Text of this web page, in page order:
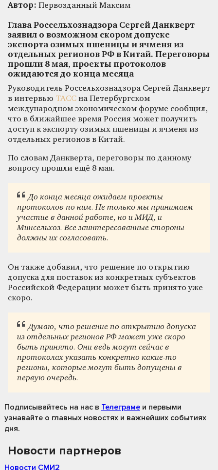
Автор: Первозданный Максим
Глава Россельхознадзора Сергей Данкверт
заявил о возможном скором допуске
экспорта озимых пшеницы и ячменя из
отдельных регионов РФ в Китай. Переговоры
прошли 8 мая, проекты протоколов
ожидаются до конца месяца
Руководитель Россельхознадзора Сергей Данкверт
в интервью ТАСС на Петербургском
международном экономическом форуме сообщил,
что в ближайшее время Россия может получить
доступ к экспорту озимых пшеницы и ячменя из
отдельных регионов в Китай.
По словам Данкверта, переговоры по данному
вопросу прошли ещё 8 мая.
До конца месяца ожидаем проекты
протоколов по ним. Не только мы принимаем
участие в данной работе, но и МИД, и
Минсельхоз. Все заинтересованные стороны
должны их согласовать.
Он также добавил, что решение по открытию
допуска для поставок из конкретных субъектов
Российской Федерации может быть принято уже
скоро.
Думаю, что решение по открытию допуска
из отдельных регионов РФ может уже скоро
быть принято. Они ведь могут сейчас в
протоколах указать конкретно какие-то
регионы, которые могут быть допущены в
первую очередь.
Подписывайтесь на нас в Телеграме и первыми
узнавайте о главных новостях и важнейших событиях
дня.
Новости партнеров
Новости СМИ2